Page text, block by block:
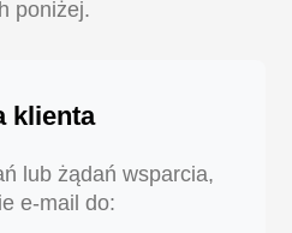
poniżej.
klienta
lub żądań wsparcia,
e-mail do: